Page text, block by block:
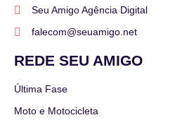
Seu Amigo Agência Digital
falecom@seuamigo.net
REDE SEU AMIGO
Última Fase
Moto e Motocicleta